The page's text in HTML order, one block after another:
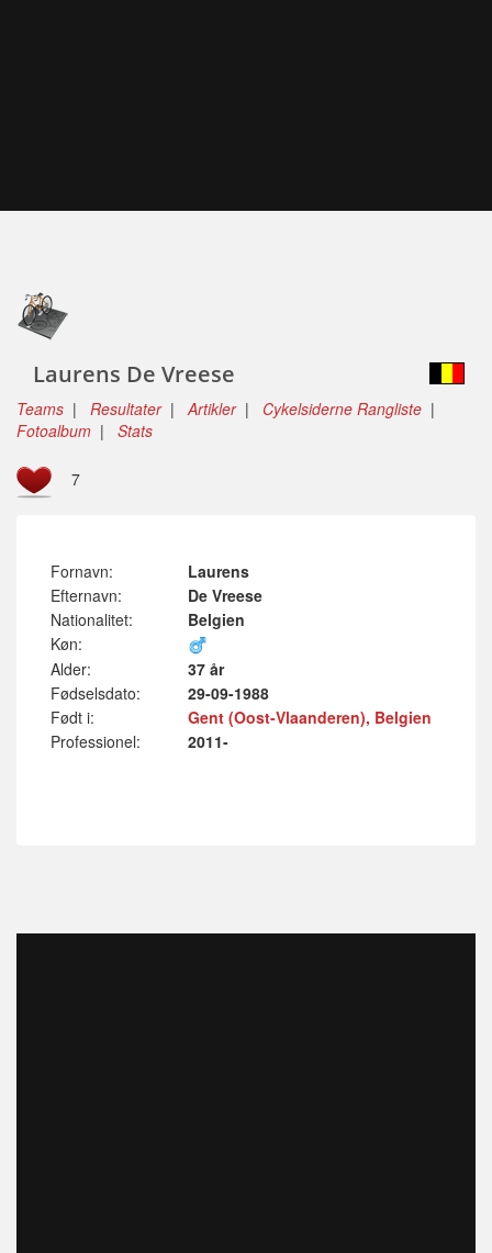
Laurens De Vreese
Teams | Resultater|Artikler| Cykelsiderne Rangliste |
Fotoalbum | Stats
7
Fornavn:
Laurens
Efternavn:
De Vreese
Nationalitet:
Belgien
Køn:
Alder:
37 år
Fødselsdato:
29-09-1988
Født i:
Gent (Oost-Vlaanderen), Belgien
Professionel:
2011-